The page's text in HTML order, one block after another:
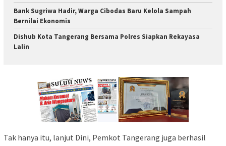
Bank Sugriwa Hadir, Warga Cibodas Baru Kelola Sampah
Bernilai Ekonomis
Dishub Kota Tangerang Bersama Polres Siapkan Rekayasa
Lalin
Tak hanya itu, lanjut Dini, Pemkot Tangerang juga berhasil